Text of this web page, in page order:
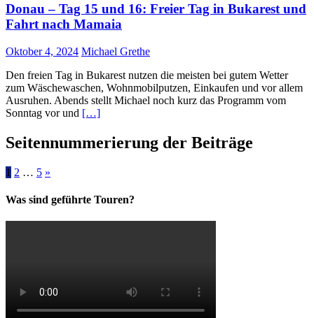
Donau – Tag 15 und 16: Freier Tag in Bukarest und
Fahrt nach Mamaia
Oktober 4, 2024 Michael Grethe
Den freien Tag in Bukarest nutzen die meisten bei gutem Wetter
zum Wäschewaschen, Wohnmobilputzen, Einkaufen und vor allem
Ausruhen. Abends stellt Michael noch kurz das Programm vom
Sonntag vor und […]
Seitennummerierung der Beiträge
1 2 … 5 »
Was sind geführte Touren?